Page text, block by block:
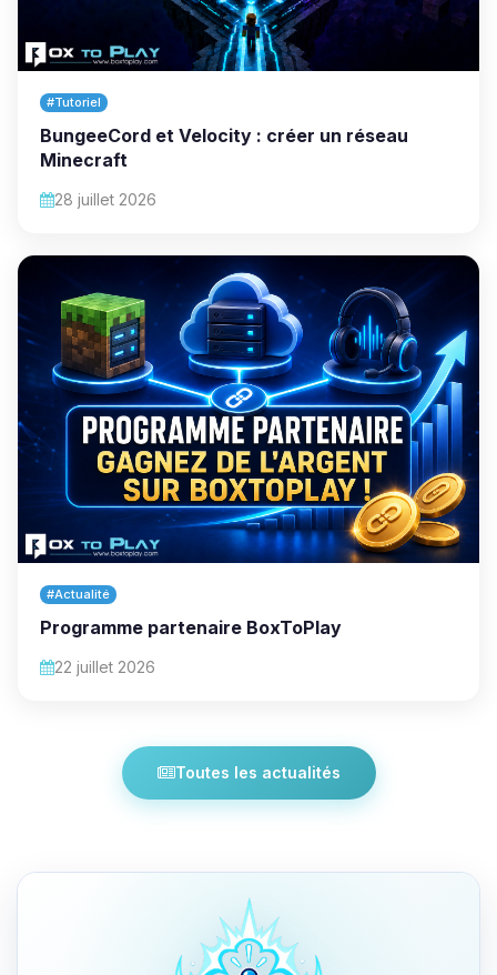
#Tutoriel
BungeeCord et Velocity : créer un réseau
Minecraft
28 juillet 2026
#Actualité
Programme partenaire BoxToPlay
22 juillet 2026
Toutes les actualités